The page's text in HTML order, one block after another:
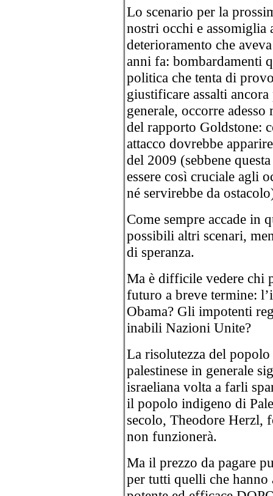
Lo scenario per la
nostri occhi e assomiglia
deterioramento che
anni fa: bombardamenti
politica che tenta di
giustificare assalti
generale, occorre
del rapporto Goldstone:
attacco dovrebbe
del 2009 (sebbene
essere così cruciale agli
né servirebbe da
Come sempre accade in
possibili altri scenari,
di speranza.
Ma è difficile vedere chi
futuro a breve termine:
Obama? Gli impotenti
inabili Nazioni Unite?
La risolutezza del
palestinese in generale
israeliana volta a farli
il popolo indigeno di
secolo, Theodore Herzl,
non funzionerà.
Ma il prezzo da pagare
per tutti quelli che